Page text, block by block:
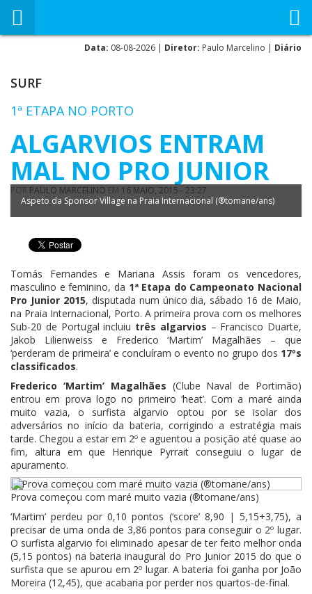
Data: 08-08-2026 | Diretor: Paulo Marcelino | Diário
SURF
1ª ETAPA NO PORTO
ALGARVIOS ENTRAM
MAL NO PRO JUNIOR
POR PAULO MARCELINO EM 16 MAIO, 2015 - 23:27
Aspeto da Sponsor Village na Praia Internacional (®tomane/ans)
Tomás Fernandes e Mariana Assis foram os vencedores,
masculino e feminino, da 1ª Etapa do Campeonato Nacional
Pro Junior 2015, disputada num único dia, sábado 16 de Maio,
na Praia Internacional, Porto. A primeira prova com os melhores
Sub-20 de Portugal incluiu três algarvios – Francisco Duarte,
Jakob Lilienweiss e Frederico ‘Martim’ Magalhães – que
‘perderam de primeira’ e concluíram o evento no grupo dos 17ºs
classificados.
Frederico ‘Martim’ Magalhães (Clube Naval de Portimão)
entrou em prova logo no primeiro ‘heat’. Com a maré ainda
muito vazia, o surfista algarvio optou por se isolar dos
adversários no início da bateria, corrigindo a estratégia mais
tarde. Chegou a estar em 2º e aguentou a posição até quase ao
fim, altura em que Henrique Pyrrait conseguiu o lugar de
apuramento.
Prova começou com maré muito vazia (®tomane/ans)
‘Martim’ perdeu por 0,10 pontos (‘score’ 8,90 | 5,15+3,75), a
precisar de uma onda de 3,86 pontos para conseguir o 2º lugar.
O surfista algarvio foi eliminado apesar de ter feito melhor onda
(5,15 pontos) na bateria inaugural do Pro Junior 2015 do que o
surfista que se apurou em 2º lugar. A bateria foi ganha por João
Moreira (12,45), que acabaria por perder nos quartos-de-final.